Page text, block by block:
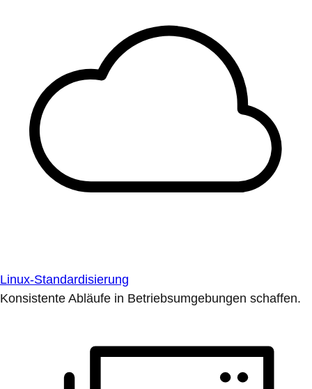
Linux-Standardisierung
Konsistente Abläufe in Betriebsumgebungen schaffen.